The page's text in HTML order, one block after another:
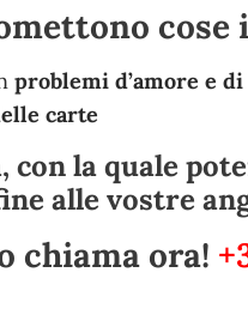
problemi d’amore e
carte
la quale
alle vostre
chiama ora!